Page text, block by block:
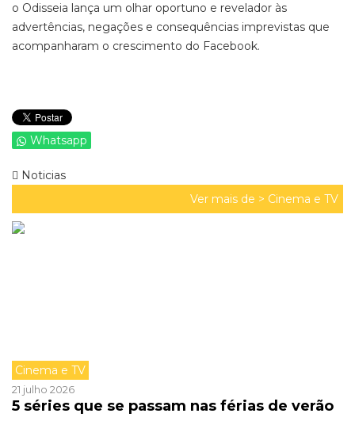
o Odisseia lança um olhar oportuno e revelador às
advertências, negações e consequências imprevistas que
acompanharam o crescimento do Facebook.
Whatsapp
Noticias
Ver mais de > Cinema e TV
Cinema e TV
21 julho 2026
5 séries que se passam nas férias de verão